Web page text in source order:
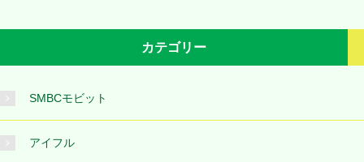
カテゴリー
SMBCモビット
アイフル